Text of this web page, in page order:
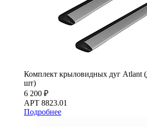
Комплект крыловидных дуг Atlant
шт)
6 200 ₽
АРТ 8823.01
Подробнее